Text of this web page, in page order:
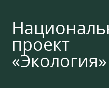
проект
«Экология»